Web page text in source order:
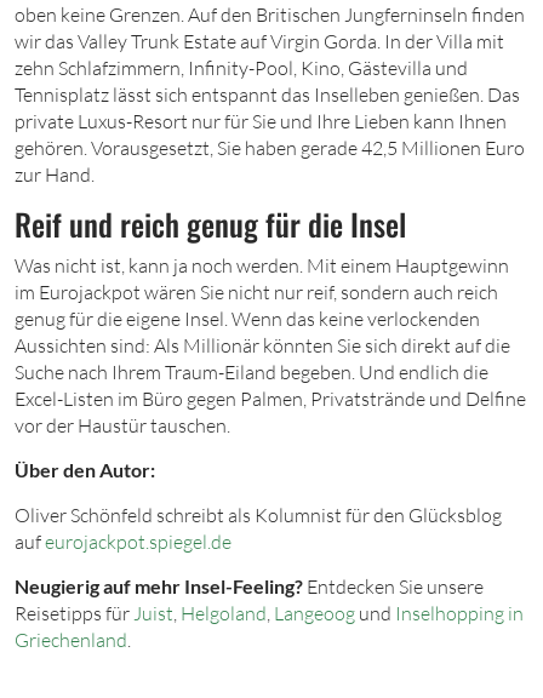
oben keine Grenzen. Auf den Britischen Jungferninseln finden
wir das Valley Trunk Estate auf Virgin Gorda. In der Villa mit
zehn Schlafzimmern, Infinity-Pool, Kino, Gästevilla und
Tennisplatz lässt sich entspannt das Inselleben genießen. Das
private Luxus-Resort nur für Sie und Ihre Lieben kann Ihnen
gehören. Vorausgesetzt, Sie haben gerade 42,5 Millionen Euro
zur Hand.
Reif und reich genug für die Insel
Was nicht ist, kann ja noch werden. Mit einem Hauptgewinn
im Eurojackpot wären Sie nicht nur reif, sondern auch reich
genug für die eigene Insel. Wenn das keine verlockenden
Aussichten sind: Als Millionär könnten Sie sich direkt auf die
Suche nach Ihrem Traum-Eiland begeben. Und endlich die
Excel-Listen im Büro gegen Palmen, Privatstrände und Delfine
vor der Haustür tauschen.
Über den Autor:
Oliver Schönfeld schreibt als Kolumnist für den Glücksblog
aufeurojackpot.spiegel.de
Neugierig auf mehr Insel-Feeling? Entdecken Sie unsere
Reisetipps für Juist Helgoland Langeoog und Inselhopping in
Griechenland